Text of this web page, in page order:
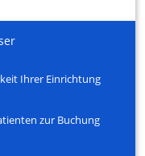
Ihrer Einrichtung
zur Buchung